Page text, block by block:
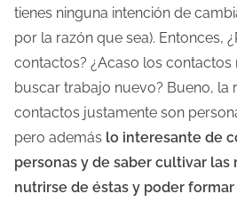
tienes ninguna intención de
por la razón que sea). Entonces,
contactos? ¿Acaso los contactos
buscar trabajo nuevo? Bueno, la
contactos justamente son
pero además lo interesante de
personas y de saber cultivar las
nutrirse de éstas y poder